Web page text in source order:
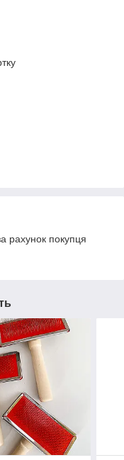
рахунок покупця